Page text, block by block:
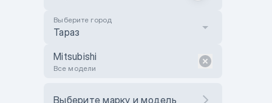
Выберите город
Тараз
Mitsubishi
Все модели
Выберите марку и модель